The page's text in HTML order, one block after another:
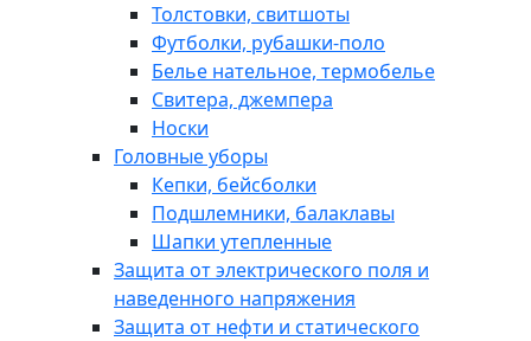
Толстовки, свитшоты
Футболки, рубашки-поло
Белье нательное, термобелье
Свитера, джемпера
Носки
Головные уборы
Кепки, бейсболки
Подшлемники, балаклавы
Шапки утепленные
Защита от электрического поля и
наведенного напряжения
Защита от нефти и статического